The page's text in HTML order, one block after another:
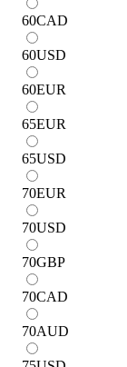
60CAD
60USD
60EUR
65EUR
65USD
70EUR
70USD
70GBP
70CAD
70AUD